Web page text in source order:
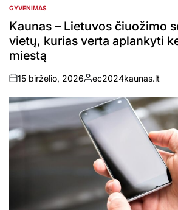
POSTED
IN
GYVENIMAS
Kaunas – Lietuvos čiuožimo
vietų, kurias verta aplankyti
miestą
on
15 birželio, 2026
Posted
by
ec2024kaunas.lt